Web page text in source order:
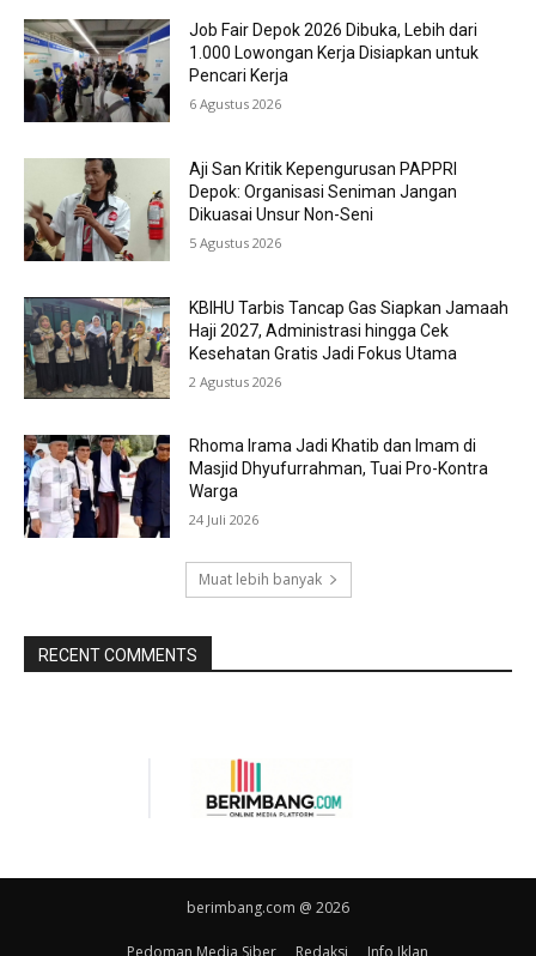
Job Fair Depok 2026 Dibuka, Lebih dari
1.000 Lowongan Kerja Disiapkan untuk
Pencari Kerja
6 Agustus 2026
Aji San Kritik Kepengurusan PAPPRI
Depok: Organisasi Seniman Jangan
Dikuasai Unsur Non-Seni
5 Agustus 2026
KBIHU Tarbis Tancap Gas Siapkan Jamaah
Haji 2027, Administrasi hingga Cek
Kesehatan Gratis Jadi Fokus Utama
2 Agustus 2026
Rhoma Irama Jadi Khatib dan Imam di
Masjid Dhyufurrahman, Tuai Pro-Kontra
Warga
24 Juli 2026
Muat lebih banyak
RECENT COMMENTS
berimbang.com @ 2026